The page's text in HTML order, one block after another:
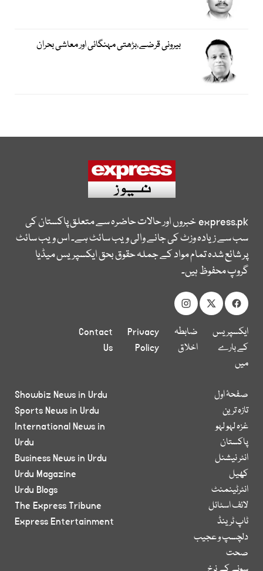
بیرونی قرضے،بڑھتی مہنگائی اور معاشی بحران
express.pkخبروں اور حالات حاضرہ سے متعلق پاکستان کی
سب سے زیادہ وزٹ کی جانے والی ویب سائٹ ہے۔ اس ویب سائٹ
پر شائع شدہ تمام مواد کے جملہ حقوق بحق ایکسپریس میڈیا
گروپ محفوظ ہیں۔
ایکسپریس
کے بارے
میں
ضابطہ
اخلاق
Privacy
Policy
Contact
Us
صفحۂ اول
تازہ ترین
غزہ لہو لہو
پاکستان
انٹر نیشنل
کھیل
انٹرٹینمنٹ
لائف اسٹائل
ٹاپ ٹرینڈ
دلچسپ و عجیب
صحت
Showbiz News in Urdu
Sports News in Urdu
International News in
Urdu
Business News in Urdu
Urdu Magazine
Urdu Blogs
The Express Tribune
Express Entertainment